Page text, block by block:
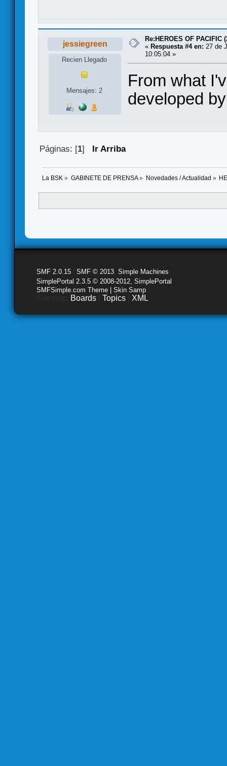
jessiegreen
Recien Llegado
Mensajes: 2
Re:HEROES OF PACIFIC
« Respuesta #4 en: 27 de
10:05:04 »
From what
developed
Páginas: [1] Ir Arriba
La BSK » GABINETE DE PRENSA» Novedades / Actualidad »
SMF 2.0.15 SMF © 2013 Simple Machines
SimplePortal 2.3.5 © 2008-2012, SimplePortal
SMFSimple.com Theme | Skin Samp
Boards Topics XML